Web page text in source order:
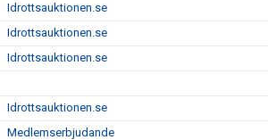
Idrottsauktionen.se
Idrottsauktionen.se
Idrottsauktionen.se
Idrottsauktionen.se
Medlemserbjudande